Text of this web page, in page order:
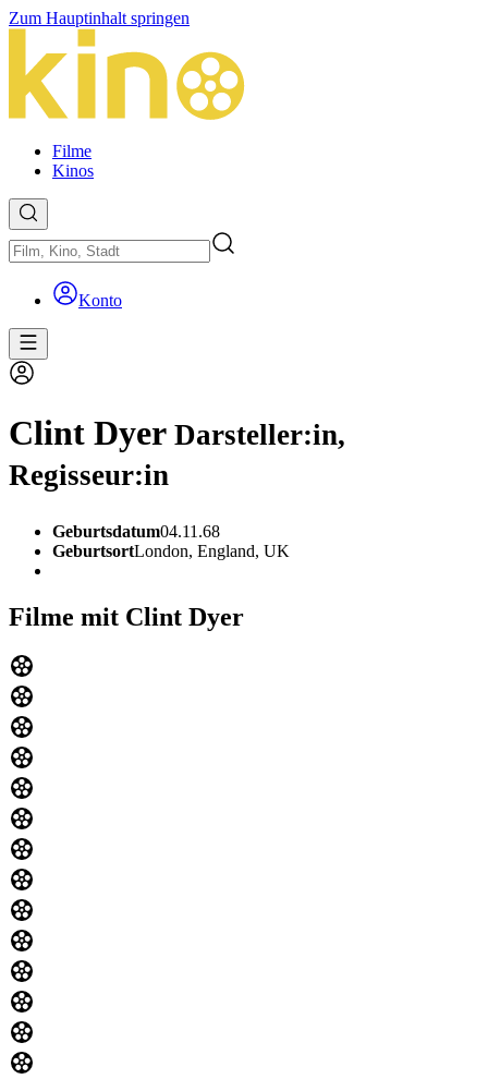
Zum Hauptinhalt springen
Filme
Kinos
Konto
Clint Dyer Darsteller:in,
Regisseur:in
Geburtsdatum04.11.68
GeburtsortLondon, England, UK
Filme mit Clint Dyer